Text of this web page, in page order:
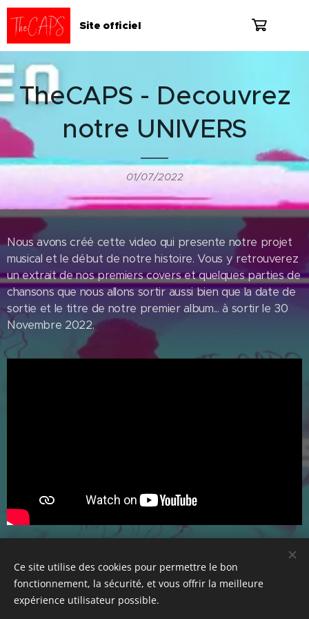
Site officiel
TheCAPS - Decouvrez
notre UNIVERS
01/07/2022
Nous avons créé cette video qui presente notre projet
musical et le début de notre histoire. Vous y retrouverez
un extrait de nos premiers covers et quelques parties de
chansons que nous allons sortir aussi bien que la date de
sortie et le titre de notre premier album... à sortir le 30
Novembre 2022.
Ce site utilise des cookies pour permettre le bon
fonctionnement, la sécurité, et vous offrir la meilleure
expérience utilisateur possible.